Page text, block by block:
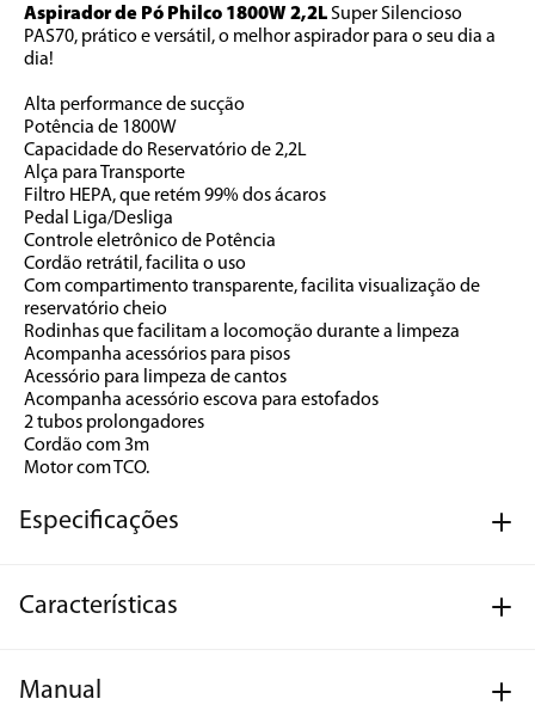
Aspirador de Pó Philco 1800W 2,2L Super Silencioso
PAS70, prático e versátil, o melhor aspirador para o seu dia a
dia!
Alta performance de sucção
Potência de 1800W
Capacidade do Reservatório de 2,2L
Alça para Transporte
Filtro HEPA, que retém 99% dos ácaros
Pedal Liga/Desliga
Controle eletrônico de Potência
Cordão retrátil, facilita o uso
Com compartimento transparente, facilita visualização de
reservatório cheio
Rodinhas que facilitam a locomoção durante a limpeza
Acompanha acessórios para pisos
Acessório para limpeza de cantos
Acompanha acessório escova para estofados
2 tubos prolongadores
Cordão com 3m
Motor com TCO.
Especificações
Características
Manual